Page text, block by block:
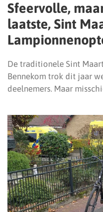
Sfeervolle,
laatste, Sint
De traditionele Sint
Bennekom trok dit jaar
deelnemers. Maar